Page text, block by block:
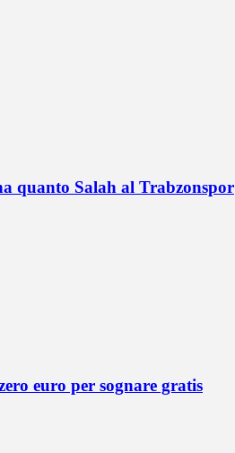
quanto Salah al Trabzonspor
euro per sognare gratis